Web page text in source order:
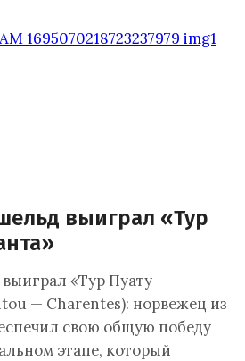
выиграл «Тур
«Тур Пуату —
— Charentes): норвежец из
свою общую победу
этапе, который